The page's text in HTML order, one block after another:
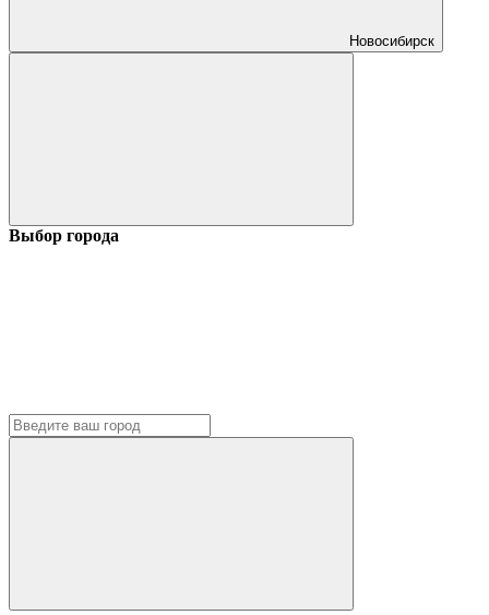
Новосибирск
Выбор города